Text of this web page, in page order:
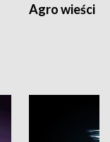
Agro wieści